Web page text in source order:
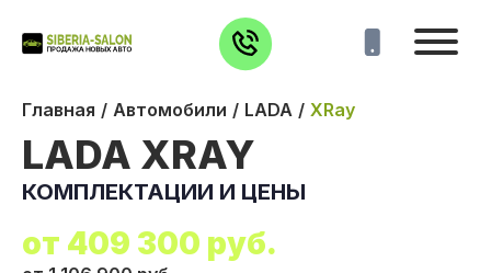
Главная Автомобили LADA XRay
LADA XRAY
КОМПЛЕКТАЦИИ И ЦЕНЫ
от 409 300 руб.